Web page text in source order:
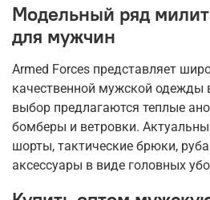
Модельный ряд
для мужчин
Armed Forces представляет
качественной мужской одежды
выбор предлагаются теплые
бомберы и ветровки.
шорты, тактические брюки,
аксессуары в виде головных